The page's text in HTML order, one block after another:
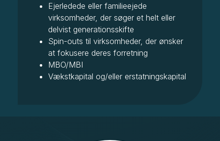
Ejerledede eller familieejede
virksomheder, der søger et helt eller
delvist generationsskifte
Spin-outs til virksomheder, der ønsker
at fokusere deres forretning
MBO/MBI
Vækstkapital og/eller erstatningskapital